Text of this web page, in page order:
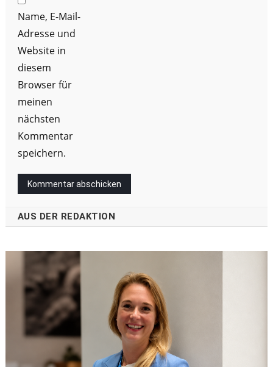
Name, E-Mail-
Adresse und
Website in
diesem
Browser für
meinen
nächsten
Kommentar
speichern.
AUS DER REDAKTION